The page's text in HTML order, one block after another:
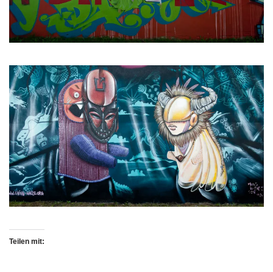
Teilen mit: